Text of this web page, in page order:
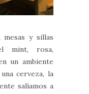
mesas y sillas
mint, rosa,
un ambiente
cerveza, la
salíamos a